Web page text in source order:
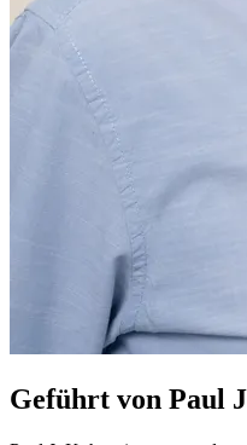
Geführt von Paul